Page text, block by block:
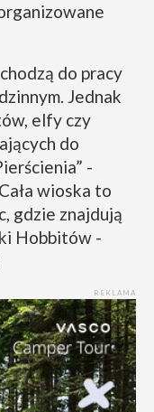
do pracy
Jednak
elfy czy
do
-
wioska to
gdzie znajdują
Hobbitów -
REKLAMA